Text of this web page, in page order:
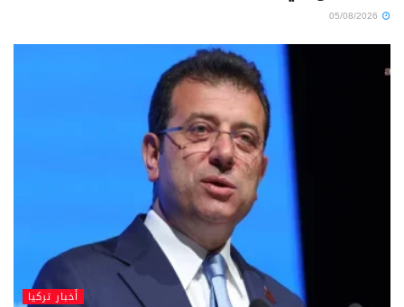
أخبار تركيا